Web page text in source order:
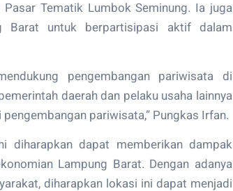
Tematik Lumbok Seminung. Ia juga
Barat untuk berpartisipasi aktif dalam
pengembangan pariwisata di
daerah dan pelaku usaha lainnya
pariwisata,” Pungkas Irfan.
diharapkan dapat memberikan dampak
Lampung Barat. Dengan adanya
diharapkan lokasi ini dapat menjadi